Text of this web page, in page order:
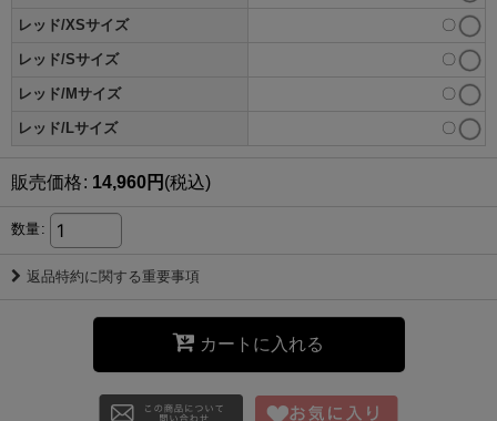
レッド/XSサイズ 〇
レッド/Sサイズ 〇
レッド/Mサイズ 〇
レッド/Lサイズ 〇
販売価格: 14,960円 (税込)
数量:
返品特約に関する重要事項
カートに入れる